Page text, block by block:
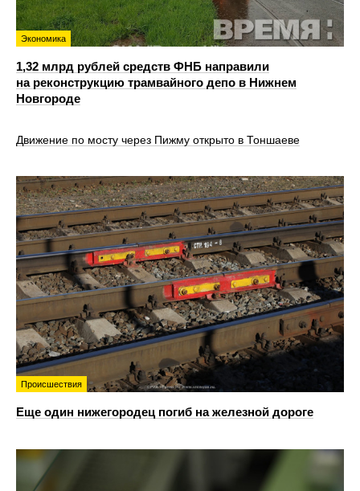
Экономика
1,32 млрд рублей средств ФНБ направили
на реконструкцию трамвайного депо в Нижнем
Новгороде
Движение по мосту через Пижму открыто в Тоншаеве
Происшествия
Еще один нижегородец погиб на железной дороге